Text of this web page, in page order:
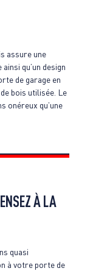
assure une
qu’un design
de garage en
bois utilisée. Le
onéreux qu’une
À LA
quasi
à votre porte de